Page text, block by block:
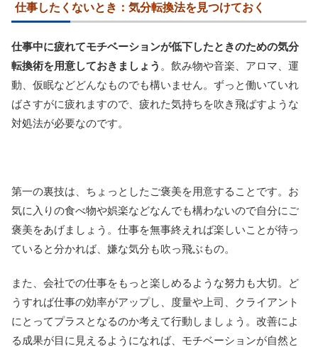
仕事したくないとき：気分転換法を見つけておく
仕事中に疲れてモチベーションが低下したときのための気分
転換術を用意しておきましょう 。飲み物や音楽、アロマ、運
動、仮眠などどんなものでも構いません。ずっと働いていれ
ばさすがに疲れますので、疲れた気持ちを吹き飛ばすような
対処法が必要なのです。
第一の裏技は、ちょっとしたご褒美を用意することです。お
気に入りの食べ物や娯楽などなんでも構わないので自分にご
褒美をあげましょう。仕事を無事終えれば楽しいことが待っ
ていると分かれば、嫌な気分も吹っ飛ぶもの。
また、会社での仕事をもっと楽しめるような努力も大切。ど
うすれば仕事の効率がアップし、度量や上司、クライアント
にとってプラスとなるのか考えて行動しましょう。改善によ
る成果が目に見えるようになれば、モチベーションが自然と